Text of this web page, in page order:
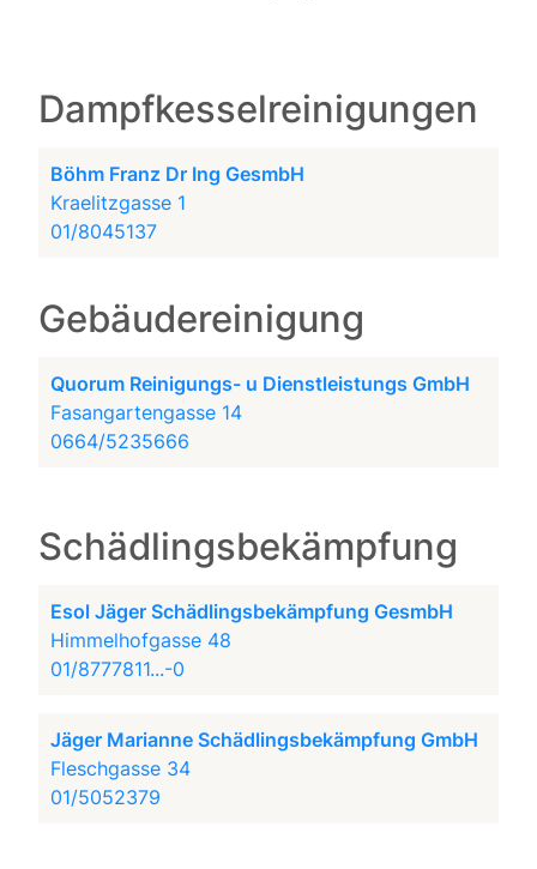
Dampfkesselreinigungen
Böhm Franz Dr Ing GesmbH
Kraelitzgasse 1
01/8045137
Gebäudereinigung
Quorum Reinigungs- u Dienstleistungs GmbH
Fasangartengasse 14
0664/5235666
Schädlingsbekämpfung
Esol Jäger Schädlingsbekämpfung GesmbH
Himmelhofgasse 48
01/8777811...-0
Jäger Marianne Schädlingsbekämpfung GmbH
Fleschgasse 34
01/5052379